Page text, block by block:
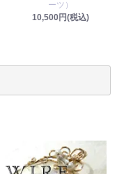
ーツ）
10,500円(税込)